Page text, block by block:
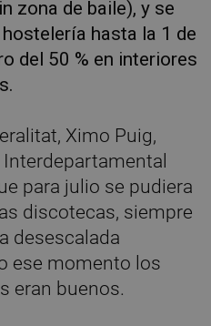
zona de baile), y se
hasta la 1 de
del 50 % en interiores
Ximo Puig,
para julio se pudiera
discotecas, siempre
desescalada
ese momento los
eran buenos.